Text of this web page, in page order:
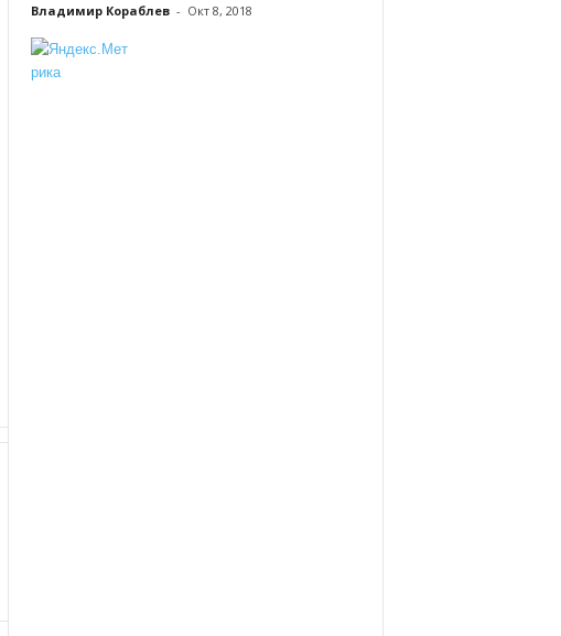
Владимир Кораблев - Окт 8, 2018